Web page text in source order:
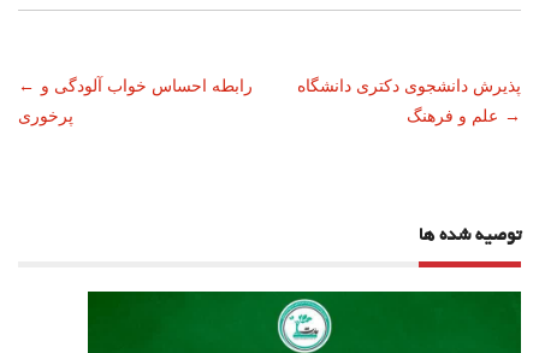
ناوبری
نوشته
← رابطه احساس خواب آلودگی و
پرخوری
پذیرش دانشجوی دکتری دانشگاه
علم و فرهنگ →
توصیه شده ها